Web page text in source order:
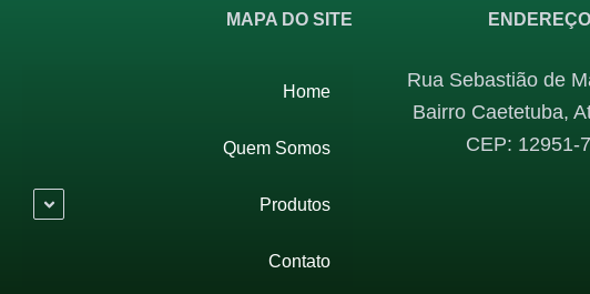
MAPA DO SITE
Home
Quem Somos
Produtos
Contato
ENDEREÇO
Rua Sebastião de
Bairro Caetetuba,
CEP: 12951-